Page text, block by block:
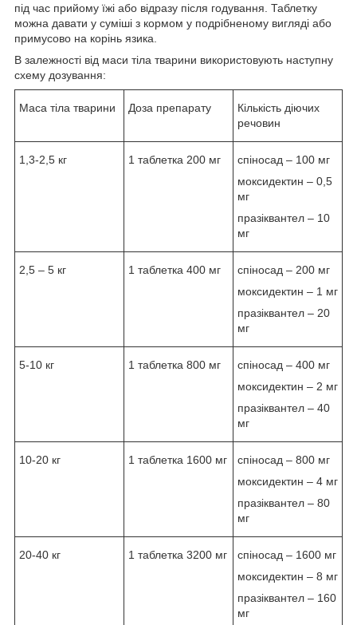
під час прийому їжі або відразу після годування. Таблетку
можна давати у суміші з кормом у подрібненому вигляді або
примусово на корінь язика.
В залежності від маси тіла тварини використовують наступну
схему дозування:
Маса тіла тварини Доза препарату
Кількість діючих
речовин
1,3-2,5 кг 1 таблетка 200 мг
спіносад – 100 мг
моксидектин – 0,5
мг
празіквантел – 10
мг
2,5 – 5 кг 1 таблетка 400 мг
спіносад – 200 мг
моксидектин – 1 мг
празіквантел – 20
мг
5-10 кг 1 таблетка 800 мг
спіносад – 400 мг
моксидектин – 2 мг
празіквантел – 40
мг
10-20 кг 1 таблетка 1600 мг
спіносад – 800 мг
моксидектин – 4 мг
празіквантел – 80
мг
20-40 кг 1 таблетка 3200 мг
спіносад – 1600 мг
моксидектин – 8 мг
празіквантел – 160
мг